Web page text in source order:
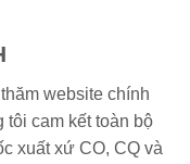
website chính
cam kết toàn bộ
xuất xứ CO, CQ và